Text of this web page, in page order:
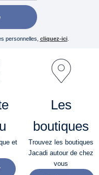
personnelles, cliquez-ici.
et
Les
boutiques
Trouvez les boutiques
Jacadi autour de chez
vous